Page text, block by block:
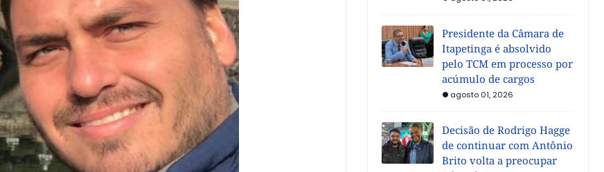
Presidente da Câmara de
Itapetinga é absolvido
pelo TCM em processo por
acúmulo de cargos
agosto 01, 2026
Decisão de Rodrigo Hagge
de continuar com Antônio
Brito volta a preocupar